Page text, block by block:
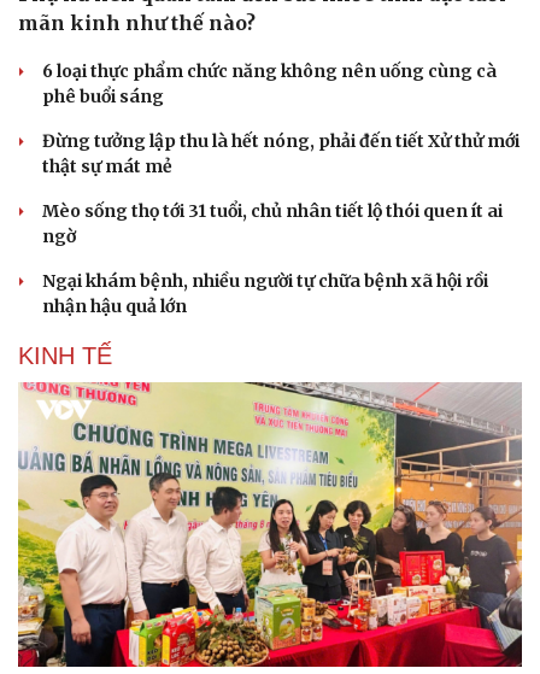
Thông tin doanh nghiệp
Doanh nghiệp 24h
Vì cộng đồng
Sành điệu
Chuyển đổi số
mãn kinh như thế nào?
6 loại thực phẩm chức năng không nên uống cùng cà
phê buổi sáng
Đừng tưởng lập thu là hết nóng, phải đến tiết Xử thử mới
thật sự mát mẻ
Mèo sống thọ tới 31 tuổi, chủ nhân tiết lộ thói quen ít ai
ngờ
Ngại khám bệnh, nhiều người tự chữa bệnh xã hội rồi
nhận hậu quả lớn
KINH TẾ